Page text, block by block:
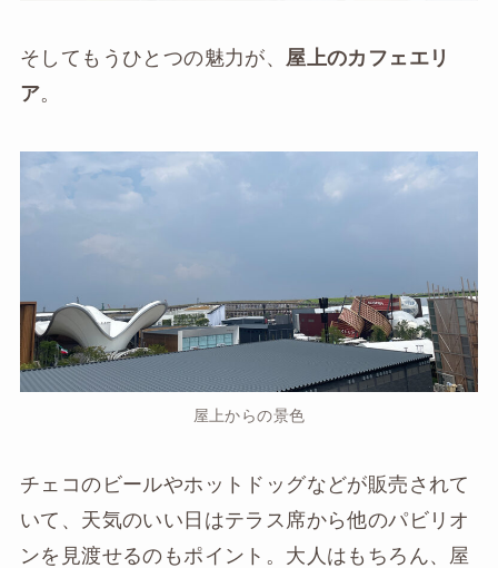
そしてもうひとつの魅力が、 屋上のカフェエリ
ア。
屋上からの景色
チェコのビールやホットドッグなどが販売されて
いて、天気のいい日はテラス席から他のパビリオ
ンを見渡せるのもポイント。大人はもちろん、屋